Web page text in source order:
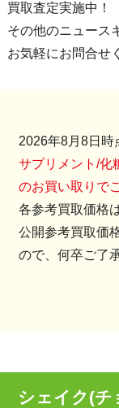
買取査定実施中！
その他のニュース
お気軽にお問合せ
2026年8月8日時
サプリメント/化
のお買い取りで
各参考買取価格
公開参考買取価
ので、何卒ご了
シェイク(チ